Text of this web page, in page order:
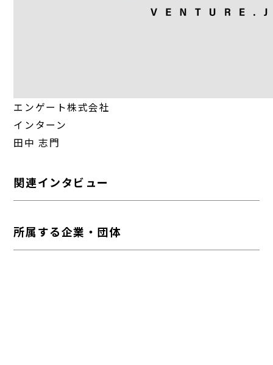
エンゲート株式会社
インターン
田中 志門
関連インタビュー
所属する企業・団体